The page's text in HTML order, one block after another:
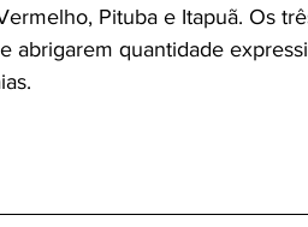
Pituba e Itapuã. Os
abrigarem quantidade